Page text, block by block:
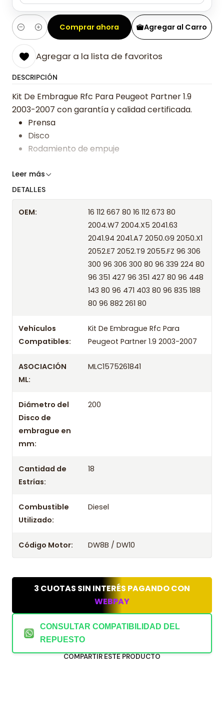
Cantidad
Agregar al Carro
Comprar ahora
Agregar a la lista de favoritos
DESCRIPCIÓN
Kit De Embrague Rfc Para Peugeot Partner 1.9
2003-2007 con garantía y calidad certificada.
Prensa
Disco
Rodamiento de empuje
Somos especialistas en embragues desde 2019,
Años compatibles
Kit De Embrague Rfc Para Peugeot Partner 1.9
Kit De Embrague Rfc Para Peugeot Partner 1.9
Kit De Embrague Rfc Para Peugeot Partner 1.9
2005
2006
Kit De Embrague Rfc Para Peugeot Partner 1.9
Leer más
DETALLES
OEM:
16 112 667 80 16 112 673 80
2004.W7 2004.X5 2041.63
2041.94 2041.A7 2050.G9 2050.X1
2052.E7 2052.T9 2055.FZ 96 306
300 96 306 300 80 96 339 224 80
96 351 427 96 351 427 80 96 448
143 80 96 471 403 80 96 835 188
80 96 882 261 80
Vehículos
Compatibles:
Kit De Embrague Rfc Para
Peugeot Partner 1.9 2003-2007
ASOCIACIÓN
ML:
MLC1575261841
Diámetro del
Disco de
embrague en
mm:
200
Cantidad de
Estrías:
18
Combustible
Utilizado:
Diesel
Código Motor: DW8B / DW10
3 CUOTAS SIN INTERÉS PAGANDO CON
WEBPAY
CONSULTAR COMPATIBILIDAD DEL
REPUESTO
COMPARTIR ESTE PRODUCTO